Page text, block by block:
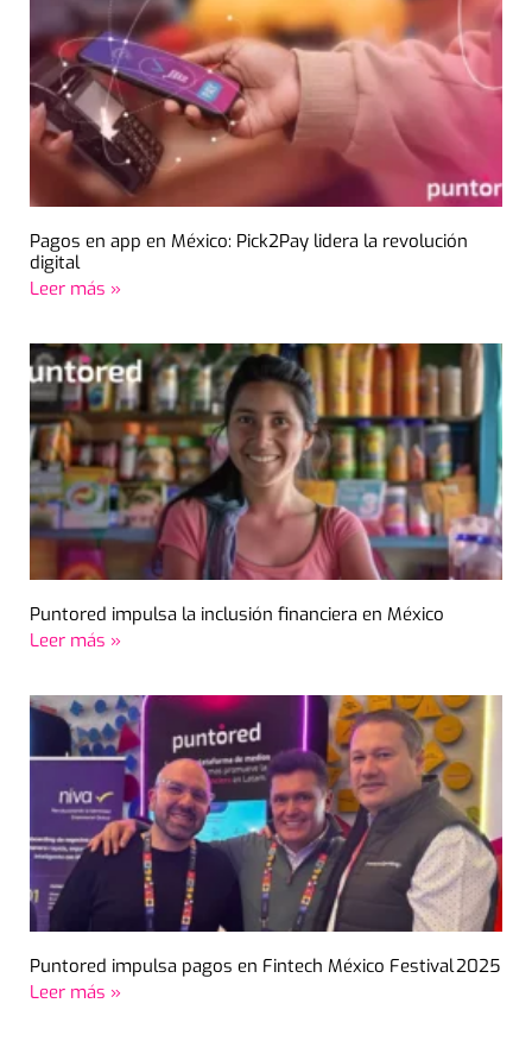
Pagos en app en México: Pick2Pay lidera la revolución
digital
Leer más »
Puntored impulsa la inclusión financiera en México
Leer más »
Puntored impulsa pagos en Fintech México Festival 2025
Leer más »